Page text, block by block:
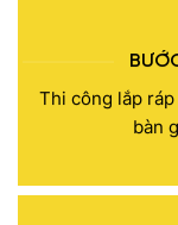
Thi công lắp
kiểm tra kỹ
Thi công lắp
bàn